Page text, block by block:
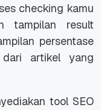
checking kamu
tampilan result
persentase
dari artikel yang
tool SEO